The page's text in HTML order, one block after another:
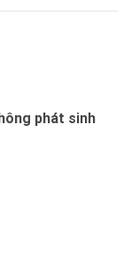
phát sinh